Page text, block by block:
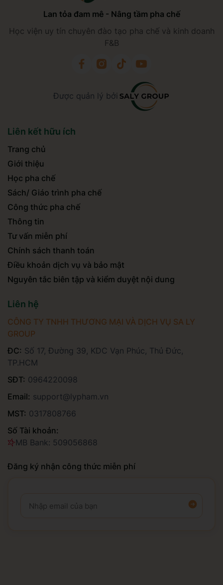
Lan tỏa đam mê - Nâng tầm pha chế
Học viện uy tín chuyên đào tạo pha chế và kinh doanh
F&B
Được quản lý bởi
Liên kết hữu ích
Trang chủ
Giới thiệu
Học pha chế
Sách/ Giáo trình pha chế
Công thức pha chế
Thông tin
Tư vấn miễn phí
Chính sách thanh toán
Điều khoản dịch vụ và bảo mật
Nguyên tắc biên tập và kiểm duyệt nội dung
Liên hệ
CÔNG TY TNHH THƯƠNG MẠI VÀ DỊCH VỤ SA LY
GROUP
ĐC: Số 17, Đường 39, KDC Vạn Phúc, Thủ Đức,
TP.HCM
SĐT: 0964220098
Email: support@lypham.vn
MST: 0317808766
Số Tài khoản:
MB Bank: 509056868
Đăng ký nhận công thức miễn phí